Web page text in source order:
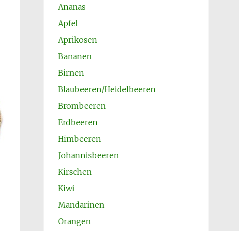
Ananas
Apfel
Aprikosen
Bananen
Birnen
Blaubeeren/Heidelbeeren
Brombeeren
Erdbeeren
Himbeeren
Johannisbeeren
Kirschen
Kiwi
Mandarinen
Orangen